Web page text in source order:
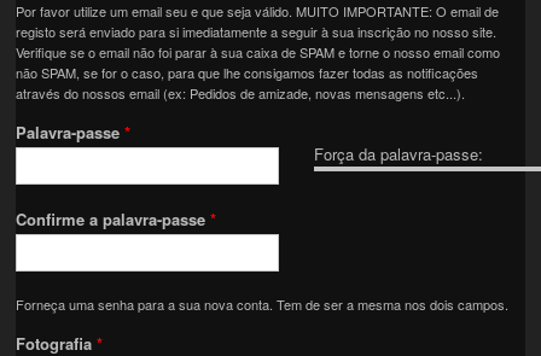
Por favor utilize um email seu e que seja válido. MUITO IMPORTANTE: O email de
registo será enviado para si imediatamente a seguir à sua inscrição no nosso site.
Verifique se o email não foi parar à sua caixa de SPAM e torne o nosso email como
não SPAM, se for o caso, para que lhe consigamos fazer todas as notificações
através do nossos email (ex: Pedidos de amizade, novas mensagens etc...).
Força da palavra-passe:
Palavra-passe*
Confirme a palavra-passe*
Forneça uma senha para a sua nova conta. Tem de ser a mesma nos dois campos.
Fotografia*